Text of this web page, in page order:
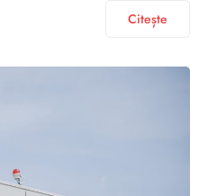
Citește